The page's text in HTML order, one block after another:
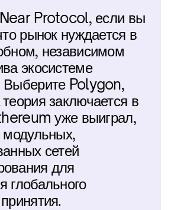
Protocol, если вы
рынок нуждается в
независимом
экосистеме
Polygon,
заключается в
уже выиграл,
модульных,
сетей
для
глобального